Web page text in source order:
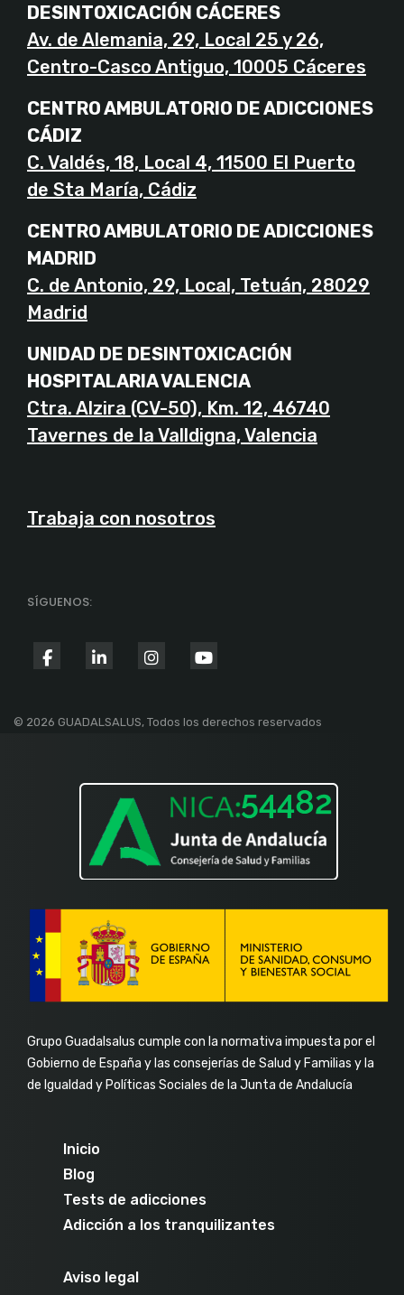
DESINTOXICACIÓN CÁCERES
Av. de Alemania, 29, Local 25 y 26,
Centro-Casco Antiguo, 10005 Cáceres
CENTRO AMBULATORIO DE ADICCIONES
CÁDIZ
C. Valdés, 18, Local 4, 11500 El Puerto
de Sta María, Cádiz
CENTRO AMBULATORIO DE ADICCIONES
MADRID
C. de Antonio, 29, Local, Tetuán, 28029
Madrid
UNIDAD DE DESINTOXICACIÓN
HOSPITALARIA VALENCIA
Ctra. Alzira (CV-50), Km. 12, 46740
Tavernes de la Valldigna, Valencia
Trabaja con nosotros
SÍGUENOS:
fab
facebook-
fab
linkedin-
fab
instagram
fab
youtube
© 2026 GUADALSALUS, Todos los derechos reservados
Grupo Guadalsalus cumple con la normativa impuesta por el
Gobierno de España y las consejerías de Salud y Familias y la
de Igualdad y Políticas Sociales de la Junta de Andalucía
Inicio
Blog
Tests de adicciones
Adicción a los tranquilizantes
Aviso legal